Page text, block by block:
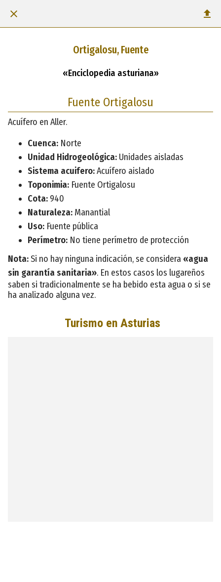
Ortigalosu, Fuente
«Enciclopedia asturiana»
Fuente Ortigalosu
Acuífero en Aller.
Cuenca: Norte
Unidad Hidrogeológica: Unidades aisladas
Sistema acuifero:Acuífero aislado
Toponimia: Fuente Ortigalosu
Cota: 940
Naturaleza: Manantial
Uso: Fuente pública
Perímetro: No tiene perímetro de protección
Nota:Si no hay ninguna indicación, se considera «agua
sin garantía sanitaria». En estos casos los lugareños
saben si tradicionalmente se ha bebido esta agua o si se
ha analizado alguna vez.